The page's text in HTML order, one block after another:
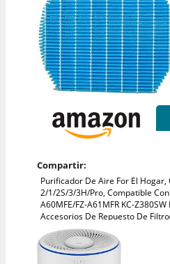
Compartir:
Purificador De Aire For El
2/1/2S/3/3H/Pro, Compatible Con
A60MFE/FZ-A61MFR KC-
Accesorios De Repuesto De